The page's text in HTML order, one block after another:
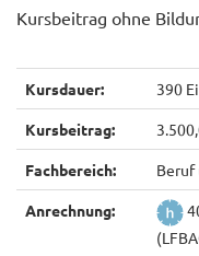
Kursbeitrag ohne
Kursdauer: 390
Kursbeitrag:
Fachbereich: Beruf
Anrechnung: